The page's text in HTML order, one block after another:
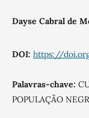
Dayse Cabral de
DOI: https://
Palavras-chave:
POPULAÇÃO